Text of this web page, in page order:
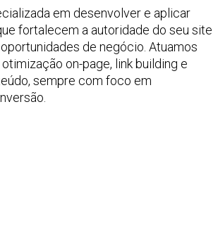
em desenvolver e aplicar
fortalecem a autoridade do seu site
de negócio. Atuamos
on-page, link building e
sempre com foco em